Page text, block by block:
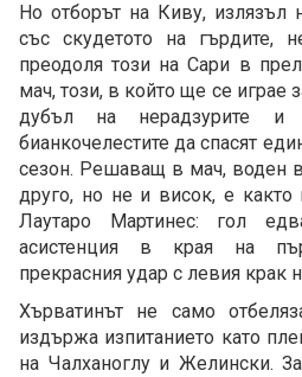
Но отборът на Киву, излязъл
със скудетото на гърдите,
преодоля този на Сари в
мач, този, в който ще се играе
дубъл на нерадзурите и
бианкочелестите да спасят
сезон. Решаващ в мач, воден
друго, но не и висок, е както
Лаутаро Мартинес: гол
асистенция в края на
прекрасния удар с левия крак
Хърватинът не само
издържа изпитанието като
на Чалханоглу и Желински.